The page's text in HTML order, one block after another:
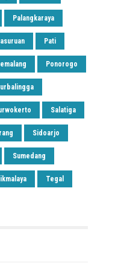
Palangkaraya
Pati
Ponorogo
Salatiga
Sidoarjo
Sumedang
Tegal